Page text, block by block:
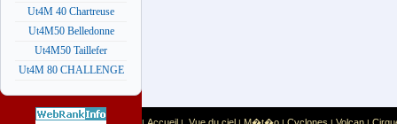
Ut4M 40 Chartreuse
Ut4M50 Belledonne
Ut4M50 Taillefer
Ut4M 80 CHALLENGE